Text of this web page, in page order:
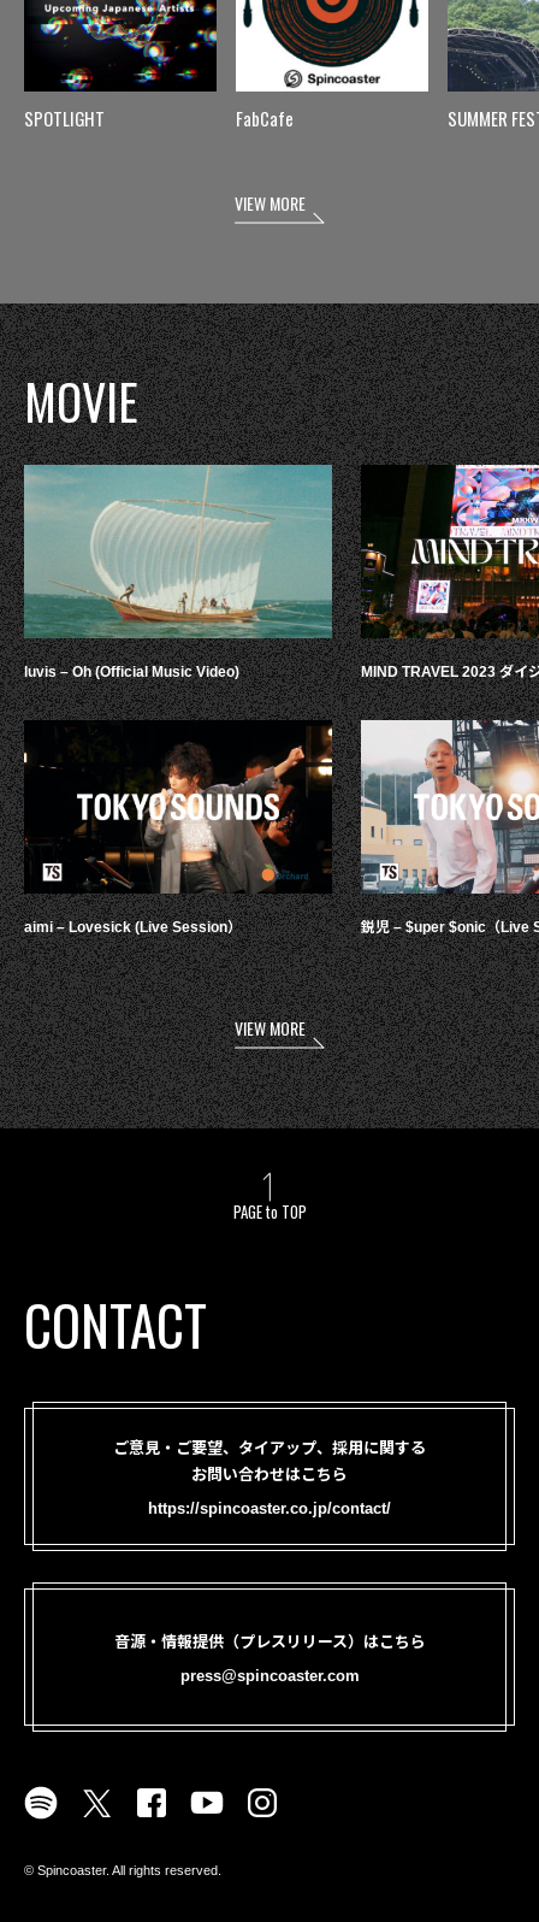
SPOTLIGHT FabCafe SUMMER
VIEW MORE
MOVIE
luvis – Oh (Official Music Video)
aimi – Lovesick (Live Session）
MIND TRAVEL 2023 ダイ
鋭児 – $uper $onic（Live
VIEW MORE
PAGE to TOP
CONTACT
ご意見・ご要望、タイアップ、採用に関する
お問い合わせはこちら
https://spincoaster.co.jp/contact/
音源・情報提供（プレスリリース）はこちら
press@spincoaster.com
©︎ Spincoaster. All rights reserved.